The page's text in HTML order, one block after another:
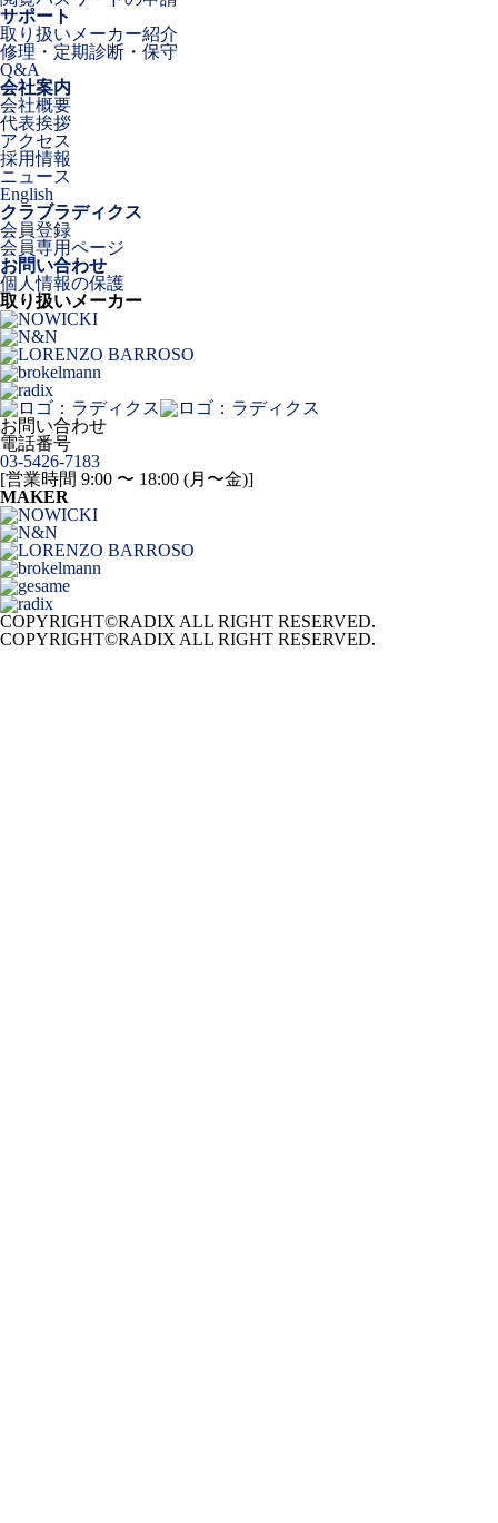
サポート
取り扱いメーカー紹介
修理・定期診断・保守
Q&A
会社案内
会社概要
代表挨拶
アクセス
採用情報
ニュース
English
クラブラディクス
会員登録
会員専用ページ
お問い合わせ
個人情報の保護
取り扱いメーカー
お問い合わせ
電話番号
03-5426-7183
[営業時間 9:00 〜 18:00 (月〜金)]
MAKER
COPYRIGHT©RADIX ALL RIGHT RESERVED.
COPYRIGHT©RADIX ALL RIGHT RESERVED.